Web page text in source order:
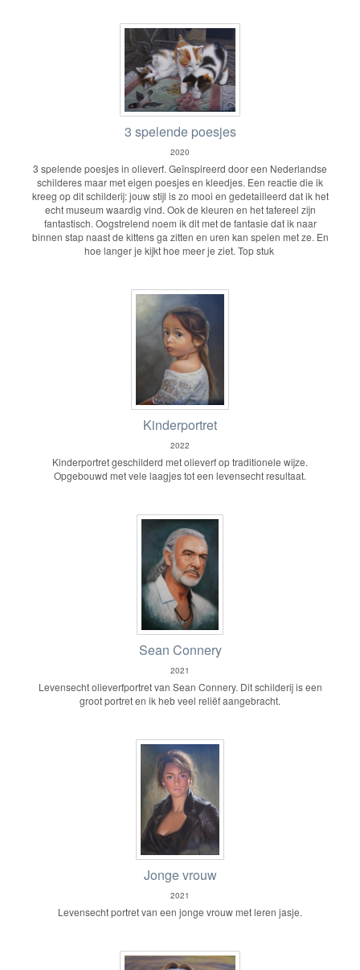
3 spelende poesjes
2020
3 spelende poesjes in olieverf. Geïnspireerd door een Nederlandse
schilderes maar met eigen poesjes en kleedjes. Een reactie die ik
kreeg op dit schilderij: jouw stijl is zo mooi en gedetailleerd dat ik het
echt museum waardig vind. Ook de kleuren en het tafereel zijn
fantastisch. Oogstrelend noem ik dit met de fantasie dat ik naar
binnen stap naast de kittens ga zitten en uren kan spelen met ze. En
hoe langer je kijkt hoe meer je ziet. Top stuk
Kinderportret
2022
Kinderportret geschilderd met olieverf op traditionele wijze.
Opgebouwd met vele laagjes tot een levensecht resultaat.
Sean Connery
2021
Levensecht olieverfportret van Sean Connery. Dit schilderij is een
groot portret en ik heb veel reliëf aangebracht.
Jonge vrouw
2021
Levensecht portret van een jonge vrouw met leren jasje.